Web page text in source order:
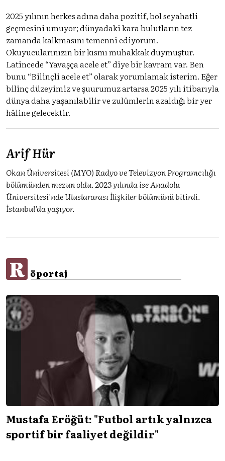
2025 yılının herkes adına daha pozitif, bol seyahatli
geçmesini umuyor; dünyadaki kara bulutların tez
zamanda kalkmasını temenni ediyorum.
Okuyucularınızın bir kısmı muhakkak duymuştur.
Latincede “Yavaşça acele et” diye bir kavram var. Ben
bunu “Bilinçli acele et” olarak yorumlamak isterim. Eğer
bilinç düzeyimiz ve şuurumuz artarsa 2025 yılı itibarıyla
dünya daha yaşanılabilir ve zulümlerin azaldığı bir yer
hâline gelecektir.
Arif Hür
Okan Üniversitesi (MYO) Radyo ve Televizyon Programcılığı
bölümünden mezun oldu. 2023 yılında ise Anadolu
Üniversitesi'nde Uluslararası İlişkiler bölümünü bitirdi.
İstanbul'da yaşıyor.
R öportaj
Mustafa Eröğüt: "Futbol artık yalnızca
sportif bir faaliyet değildir"